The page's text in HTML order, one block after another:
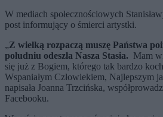
W mediach społecznościowych
post informujący o śmierci artystki.
„Z wielką rozpaczą muszę Państwa
południu odeszła Nasza Stasia. Mam
się już z Bogiem, którego tak bardzo
Wspaniałym Człowiekiem, Najlepszym
napisała Joanna Trzcińska,
Facebooku.